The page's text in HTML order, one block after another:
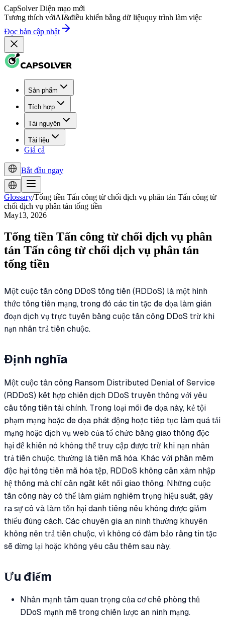
CapSolver Diện mạo mới
Tương thích vớiAI&điều khiển bằng dữ liệuquy trình làm việc
Đọc bản cập nhật
Sản phẩm
Tích hợp
Tài nguyên
Tài liệu
Giá cả
Bắt đầu ngay
Glossary/Tống tiền Tấn công từ chối dịch vụ phân tán Tấn công từ
chối dịch vụ phân tán tống tiền
May13, 2026
Tống tiền Tấn công từ chối dịch vụ phân
tán Tấn công từ chối dịch vụ phân tán
tống tiền
Một cuộc tấn công DDoS tống tiền (RDDoS) là một hình
thức tống tiền mạng, trong đó các tin tặc đe dọa làm gián
đoạn dịch vụ trực tuyến bằng cuộc tấn công DDoS trừ khi
nạn nhân trả tiền chuộc.
Định nghĩa
Một cuộc tấn công Ransom Distributed Denial of Service
(RDDoS) kết hợp chiến dịch DDoS truyền thống với yêu
cầu tống tiền tài chính. Trong loại mối đe dọa này, kẻ tội
phạm mạng hoặc đe dọa phát động hoặc tiếp tục làm quá tải
mạng hoặc dịch vụ web của tổ chức bằng giao thông độc
hại để khiến nó không thể truy cập được trừ khi nạn nhân
trả tiền chuộc, thường là tiền mã hóa. Khác với phần mềm
độc hại tống tiền mã hóa tệp, RDDoS không cần xâm nhập
hệ thống mà chỉ cần ngắt kết nối giao thông. Những cuộc
tấn công này có thể làm giảm nghiêm trọng hiệu suất, gây
ra sự cố và làm tổn hại danh tiếng nếu không được giảm
thiểu đúng cách. Các chuyên gia an ninh thường khuyên
không nên trả tiền chuộc, vì không có đảm bảo rằng tin tặc
sẽ dừng lại hoặc không yêu cầu thêm sau này.
Ưu điểm
Nhấn mạnh tầm quan trọng của cơ chế phòng thủ
DDoS mạnh mẽ trong chiến lược an ninh mạng.